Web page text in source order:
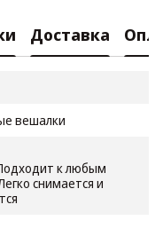
Доставка
вешалки
к любым
снимается и